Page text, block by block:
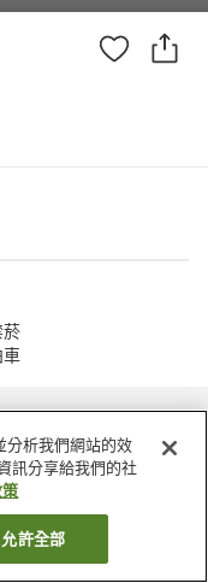
菸
端飯店
分析我們網站的效
訊分享給我們的社
策
允許全部